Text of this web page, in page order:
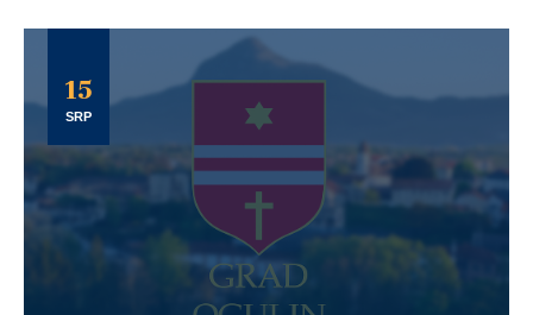
15
SRP